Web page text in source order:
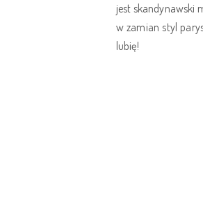
jest skandynawski
w zamian styl
lubię!